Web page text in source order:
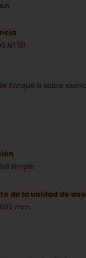
Nº 121
Enrique III sobre
simple
de la unidad de
mm.